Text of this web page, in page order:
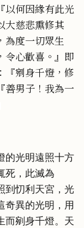
以何因緣有此光
大慈悲熏修其
為度一切眾生
令心歡喜。』即
『剜身千燈，修
善男子！我為一
的光明遠照十方
死，此滅為
到忉利天宮，光
奇異的光明，用
而剜身千燈。天